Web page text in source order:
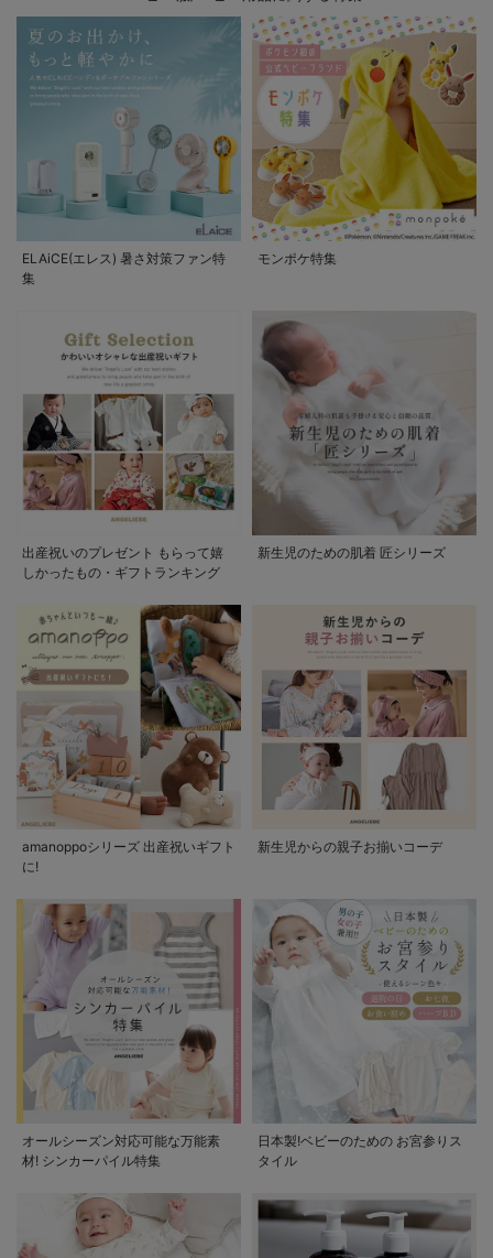
ELAiCE(エレス) 暑さ対策ファン特
集
モンポケ特集
出産祝いのプレゼント もらって嬉
しかったもの・ギフトランキング
新生児のための肌着 匠シリーズ
amanoppoシリーズ 出産祝いギフト
に!
新生児からの親子お揃いコーデ
オールシーズン対応可能な万能素
材! シンカーパイル特集
日本製!ベビーのための お宮参りス
タイル